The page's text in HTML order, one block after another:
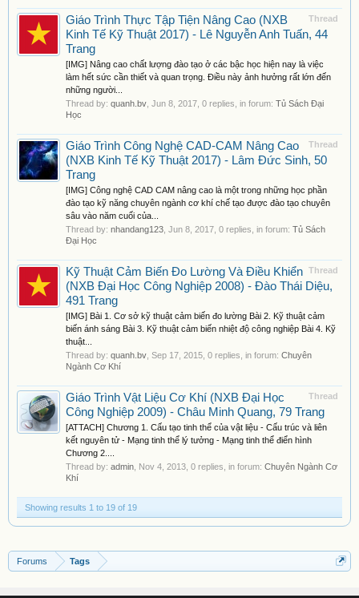
Thread
Giáo Trình Thực Tập Tiện Nâng Cao (NXB
Kinh Tế Kỹ Thuật 2017) - Lê Nguyễn Anh Tuấn, 44
Trang
[IMG] Nâng cao chất lượng đào tạo ở các bậc học hiện nay là việc
làm hết sức cần thiết và quan trọng. Điều này ảnh hưởng rất lớn đến
những người...
Thread by: quanh.bv Jun 8, 2017 , 0 replies, in forum: Tủ Sách Đại
Học
Thread
Giáo Trình Công Nghệ CAD-CAM Nâng Cao
(NXB Kinh Tế Kỹ Thuật 2017) - Lâm Đức Sinh, 50
Trang
[IMG] Công nghệ CAD CAM nâng cao là một trong những học phần
đào tạo kỹ năng chuyên ngành cơ khí chế tạo được đào tạo chuyên
sâu vào năm cuối của...
Thread by: nhandang123 Jun 8, 2017 , 0 replies, in forum: Tủ Sách
Đại Học
Thread
Kỹ Thuật Cảm Biến Đo Lường Và Điều Khiển
(NXB Đại Học Công Nghiệp 2008) - Đào Thái Diệu,
491 Trang
[IMG] Bài 1. Cơ sở kỹ thuật cảm biến đo lường Bài 2. Kỹ thuật cảm
biến ánh sáng Bài 3. Kỹ thuật cảm biến nhiệt độ công nghiệp Bài 4. Kỹ
thuật...
Thread by: quanh.bv Sep 17, 2015 , 0 replies, in forum: Chuyên
Ngành Cơ Khí
Thread
Giáo Trình Vật Liệu Cơ Khí (NXB Đại Học
Công Nghiệp 2009) - Châu Minh Quang, 79 Trang
[ATTACH] Chương 1. Cấu tạo tinh thể của vật liệu - Cấu trúc và liên
kết nguyên tử - Mạng tinh thể lý tưởng - Mạng tinh thể điển hình
Chương 2....
Thread by: admin Nov 4, 2013 , 0 replies, in forum: Chuyên Ngành Cơ
Khí
Showing results 1 to 19 of 19
Forums Tags